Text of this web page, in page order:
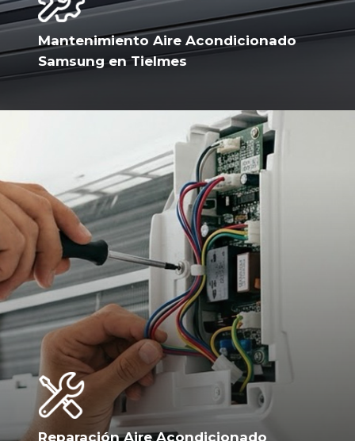
Mantenimiento Aire Acondicionado
Samsung en Tielmes
Reparación Aire Acondicionado